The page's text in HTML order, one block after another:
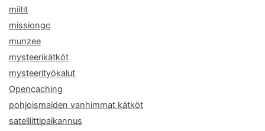
miitit
missiongc
munzee
mysteerikätköt
mysteerityökalut
Opencaching
pohjoismaiden vanhimmat kätköt
satelliittipaikannus